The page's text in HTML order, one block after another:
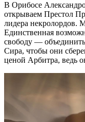
В Орибосе
открываем Престол
лидера некролордов.
Единственная
свободу —
Сира, чтобы они
ценой Арбитра, ведь